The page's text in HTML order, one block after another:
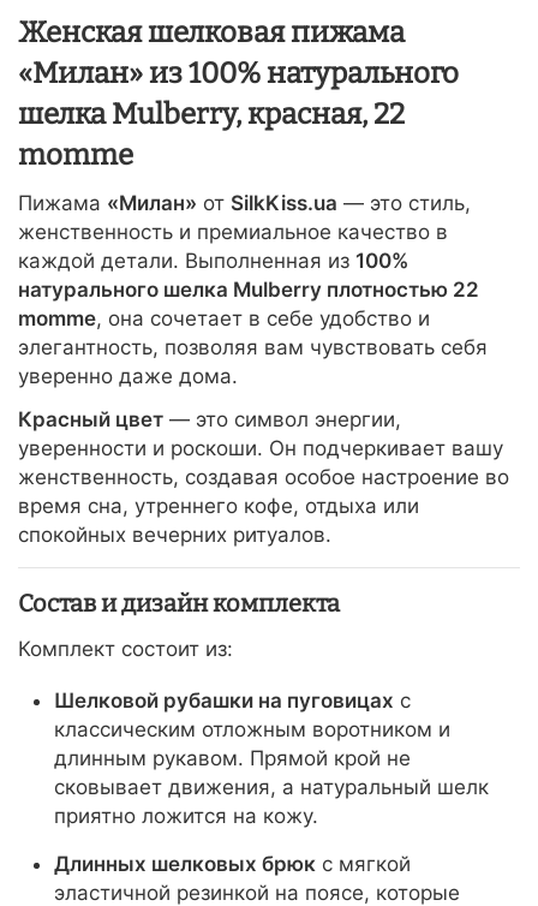
Женская шелковая пижама
«Милан» из 100% натурального
шелка Mulberry, красная, 22
momme
Пижама «Милан» от SilkKiss.ua — это стиль,
женственность и премиальное качество в
каждой детали. Выполненная из 100%
натурального шелка Mulberry плотностью 22
momme, она сочетает в себе удобство и
элегантность, позволяя вам чувствовать себя
уверенно даже дома.
Красный цвет — это символ энергии,
уверенности и роскоши. Он подчеркивает вашу
женственность, создавая особое настроение во
время сна, утреннего кофе, отдыха или
спокойных вечерних ритуалов.
Состав и дизайн комплекта
Комплект состоит из:
Шелковой рубашки на пуговицах с
классическим отложным воротником и
длинным рукавом. Прямой крой не
сковывает движения, а натуральный шелк
приятно ложится на кожу.
Длинных шелковых брюк с мягкой
эластичной резинкой на поясе, которые